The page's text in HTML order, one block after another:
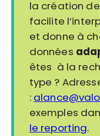
la création
facilite
et donne à
données
êtes à la
type ?
:
exemples
le reporting.